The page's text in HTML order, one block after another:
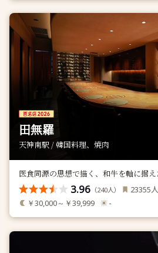
田無羅
天神南駅 / 韓国料理、焼肉
医食同源の思想で描く、和牛を軸に据え
3.96 （240人） 23355人
￥30,000～￥39,999 -